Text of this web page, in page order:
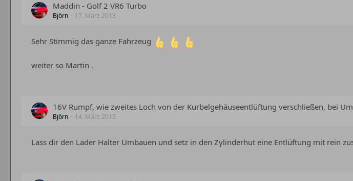
Maddin - Golf 2 VR6 Turbo
Björn 17. März 2013
Sehr Stimmig das ganze Fahrzeug
weiter so Martin .
16V Rumpf, wie zweites Loch von der Kurbelgehäuseentlüftung verschließen, bei
Björn 14. März 2013
Lass dir den Lader Halter Umbauen und setz in den Zylinderhut eine Entlüftung mit rein